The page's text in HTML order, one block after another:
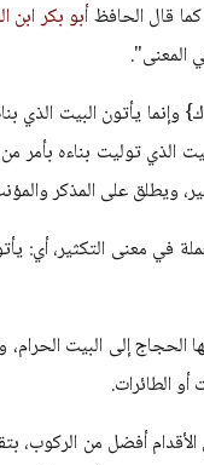
كما قال الحافظأبو بكر ابن
المعنى".
يأتون البيت الذي
الذي توليت بناءه
ويطلق على المذكر
معنى التكثير، أي:
الحجاج إلى البيت
الطائرات.
أفضل من الركوب،